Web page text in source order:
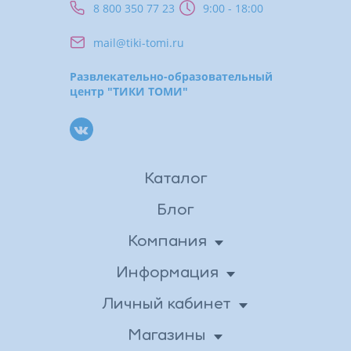
8 800 350 77 23 9:00 - 18:00
mail@tiki-tomi.ru
Развлекательно-образовательный
центр "ТИКИ ТОМИ"
Каталог
Блог
Компания
Новости
Информация
Доставка
Личный кабинет
Личные данные
Магазины